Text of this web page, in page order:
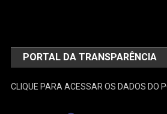
PORTAL DA TRANSPARÊNCIA
CLIQUE PARA ACESSAR OS DADOS DO